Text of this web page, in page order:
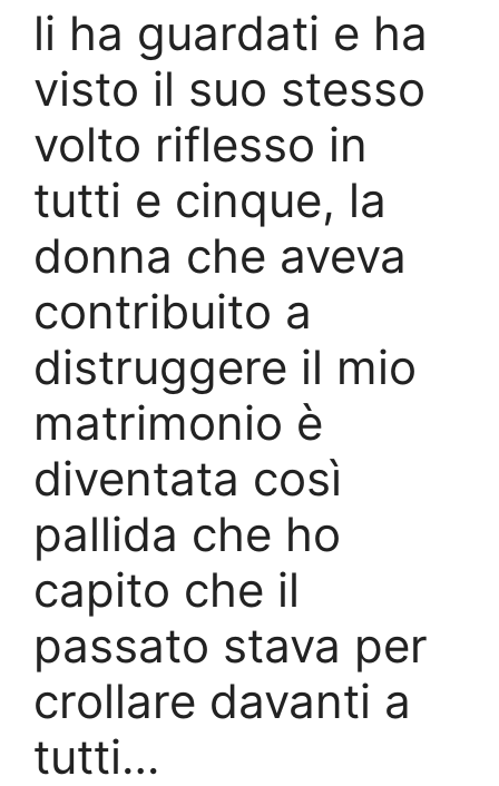
li ha guardati e ha
visto il suo stesso
volto riflesso in
tutti e cinque, la
donna che aveva
contribuito a
distruggere il mio
matrimonio è
diventata così
pallida che ho
capito che il
passato stava per
crollare davanti a
tutti…